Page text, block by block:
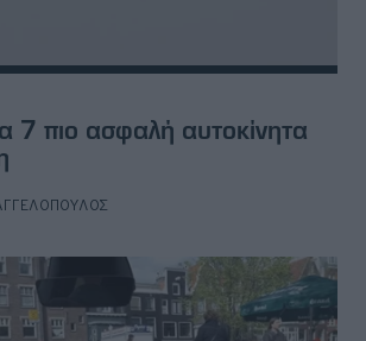
7 πιο ασφαλή αυτοκίνητα